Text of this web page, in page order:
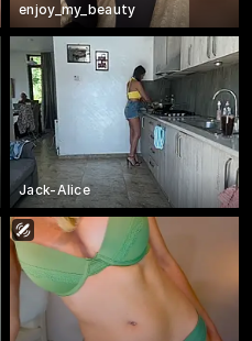
enjoy_my_beauty
Jack-Alice